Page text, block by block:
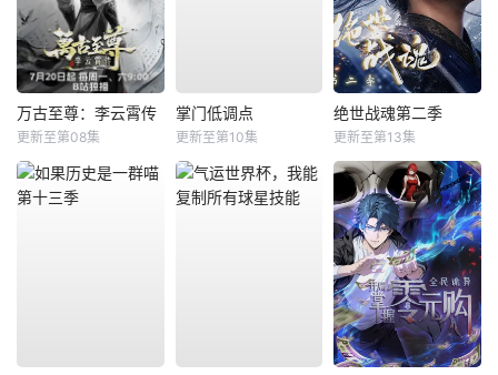
万古至尊：李云霄传
更新至第08集
掌门低调点
更新至第10集
绝世战魂第二季
更新至第13集